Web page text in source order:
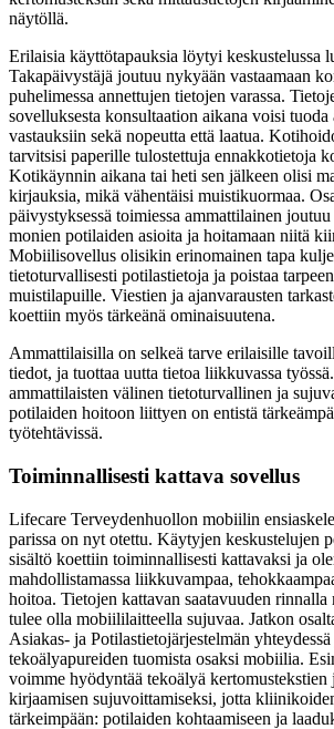
näytöllä.
Erilaisia käyttötapauksia löytyi keskustelussa
Takapäivystäjä joutuu nykyään vastaamaan
puhelimessa annettujen tietojen varassa.
sovelluksesta konsultaation aikana voisi tuoda
vastauksiin sekä nopeutta että laatua.
tarvitsisi paperille tulostettuja ennakkotietoja
Kotikäynnin aikana tai heti sen jälkeen olisi
kirjauksia, mikä vähentäisi muistikuormaa.
päivystyksessä toimiessa ammattilainen joutuu
monien potilaiden asioita ja hoitamaan niitä
Mobiilisovellus olisikin erinomainen tapa
tietoturvallisesti potilastietoja ja poistaa
muistilapuille. Viestien ja ajanvarausten
koettiin myös tärkeänä ominaisuutena.
Ammattilaisilla on selkeä tarve erilaisille
tiedot, ja tuottaa uutta tietoa liikkuvassa
ammattilaisten välinen tietoturvallinen ja
potilaiden hoitoon liittyen on entistä
työtehtävissä.
Toiminnallisesti kattava sovellus
Lifecare Terveydenhuollon mobiilin
parissa on nyt otettu. Käytyjen keskustelujen
sisältö koettiin toiminnallisesti kattavaksi ja
mahdollistamassa liikkuvampaa,
hoitoa. Tietojen kattavan saatavuuden rinnalla
tulee olla mobiililaitteella sujuvaa. Jatkon
Asiakas- ja Potilastietojärjestelmän
tekoälyapureiden tuomista osaksi mobiilia.
voimme hyödyntää tekoälyä kertomustekstien
kirjaamisen sujuvoittamiseksi, jotta
tärkeimpään: potilaiden kohtaamiseen ja